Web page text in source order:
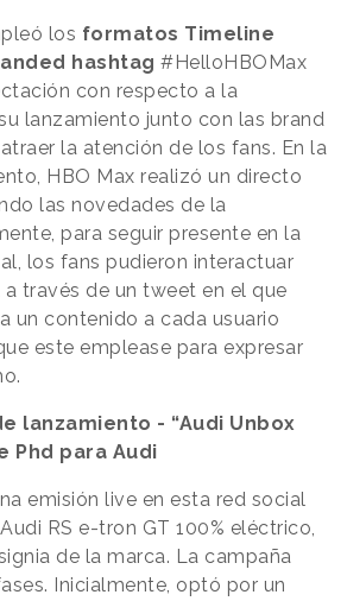
los formatos Timeline
hashtag #HelloHBOMax
con respecto a la
lanzamiento junto con las brand
la atención de los fans. En la
HBO Max realizó un directo
las novedades de la
para seguir presente en la
los fans pudieron interactuar
través de un tweet en el que
un contenido a cada usuario
este emplease para expresar
lanzamiento - “Audi Unbox
Phd para Audi
emisión live en esta red social
RS e-tron GT 100% eléctrico,
de la marca. La campaña
Inicialmente, optó por un